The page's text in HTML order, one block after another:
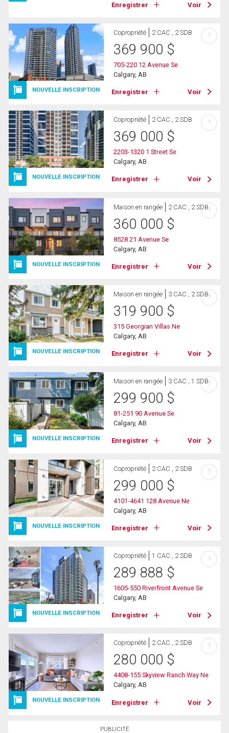
PUBLICITÉ
Enregistrer Voir
NOUVELLE INSCRIPTION
Copropriété 2 CAC , 2 SDB
369 900 $
705-220 12 Avenue Se
Calgary, AB
Enregistrer Voir
?
NOUVELLE INSCRIPTION
Copropriété 2 CAC , 2 SDB
369 000 $
2203-1320 1 Street Se
Calgary, AB
Enregistrer Voir
?
NOUVELLE INSCRIPTION
Maison en rangée 2 CAC , 2 SDB
360 000 $
8528 21 Avenue Se
Calgary, AB
Enregistrer Voir
?
NOUVELLE INSCRIPTION
Maison en rangée 3 CAC , 2 SDB
319 900 $
315 Georgian Villas Ne
Calgary, AB
Enregistrer Voir
?
NOUVELLE INSCRIPTION
Maison en rangée 3 CAC , 1 SDB
299 900 $
81-251 90 Avenue Se
Calgary, AB
Enregistrer Voir
?
NOUVELLE INSCRIPTION
Copropriété 2 CAC , 2 SDB
299 000 $
4101-4641 128 Avenue Ne
Calgary, AB
Enregistrer Voir
?
NOUVELLE INSCRIPTION
Copropriété 1 CAC , 2 SDB
289 888 $
1605-550 Riverfront Avenue Se
Calgary, AB
Enregistrer Voir
?
NOUVELLE INSCRIPTION
Copropriété 2 CAC , 2 SDB
280 000 $
4408-155 Skyview Ranch Way Ne
Calgary, AB
Enregistrer Voir
?